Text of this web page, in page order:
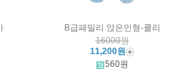
B급패밀리 앉은인형-쿨리
16000원
11,200원
560원